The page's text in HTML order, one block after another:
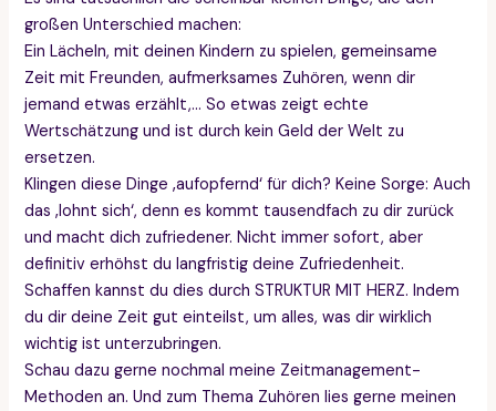
großen Unterschied machen:
Ein Lächeln, mit deinen Kindern zu spielen, gemeinsame
Zeit mit Freunden, aufmerksames Zuhören, wenn dir
jemand etwas erzählt,… So etwas zeigt echte
Wertschätzung und ist durch kein Geld der Welt zu
ersetzen.
Klingen diese Dinge ‚aufopfernd‘ für dich? Keine Sorge: Auch
das ‚lohnt sich‘, denn es kommt tausendfach zu dir zurück
und macht dich zufriedener. Nicht immer sofort, aber
definitiv erhöhst du langfristig deine Zufriedenheit.
Schaffen kannst du dies durch STRUKTUR MIT HERZ. Indem
du dir deine Zeit gut einteilst, um alles, was dir wirklich
wichtig ist unterzubringen.
Schau dazu gerne nochmal meine Zeitmanagement-
Methoden an. Und zum Thema Zuhören lies gerne meinen